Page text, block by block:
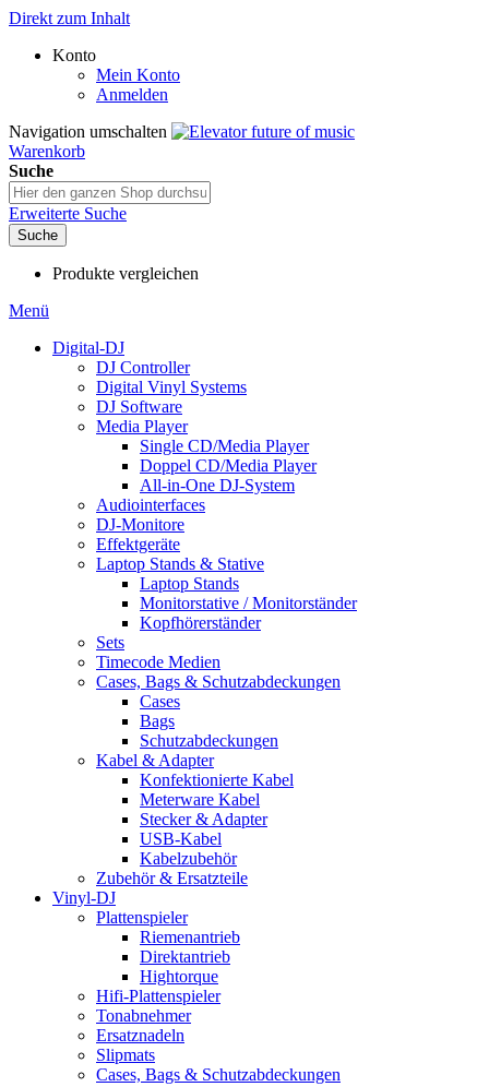
Direkt zum Inhalt
Konto
Mein Konto
Anmelden
Navigation umschalten
Warenkorb
Suche
Erweiterte Suche
Suche
Produkte vergleichen
Menü
Digital-DJ
DJ Controller
Digital Vinyl Systems
DJ Software
Media Player
Single CD/Media Player
Doppel CD/Media Player
All-in-One DJ-System
Audiointerfaces
DJ-Monitore
Effektgeräte
Laptop Stands & Stative
Laptop Stands
Monitorstative / Monitorständer
Kopfhörerständer
Sets
Timecode Medien
Cases, Bags & Schutzabdeckungen
Cases
Bags
Schutzabdeckungen
Kabel & Adapter
Konfektionierte Kabel
Meterware Kabel
Stecker & Adapter
USB-Kabel
Kabelzubehör
Zubehör & Ersatzteile
Vinyl-DJ
Plattenspieler
Riemenantrieb
Direktantrieb
Hightorque
Hifi-Plattenspieler
Tonabnehmer
Ersatznadeln
Slipmats
Cases, Bags & Schutzabdeckungen